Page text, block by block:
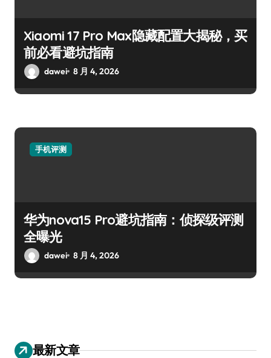
Xiaomi 17 Pro Max隐藏配置大揭秘，买
前必看避坑指南
dawei 8 月 4, 2026
手机评测
华为nova15 Pro避坑指南：侦探级评测
全曝光
dawei 8 月 4, 2026
最新文章